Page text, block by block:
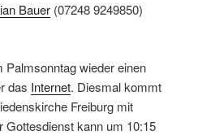
Bauer (07248 9249850)
Palmsonntag wieder einen
das Internet. Diesmal kommt
Freiburg mit
Gottesdienst kann um 10:15